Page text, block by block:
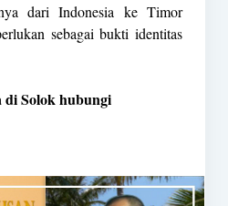
dari Indonesia ke Timor
sebagai bukti identitas
di Solok hubungi